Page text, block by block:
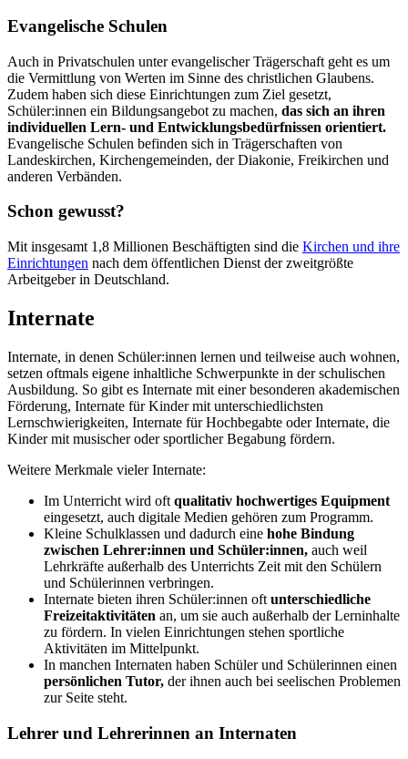
Evangelische Schulen
Auch in Privatschulen unter evangelischer Trägerschaft geht es um
die Vermittlung von Werten im Sinne des christlichen Glaubens.
Zudem haben sich diese Einrichtungen zum Ziel gesetzt,
Schüler:innen ein Bildungsangebot zu machen, das sich an ihren
individuellen Lern- und Entwicklungsbedürfnissen orientiert.
Evangelische Schulen befinden sich in Trägerschaften von
Landeskirchen, Kirchengemeinden, der Diakonie, Freikirchen und
anderen Verbänden.
Schon gewusst?
Mit insgesamt 1,8 Millionen Beschäftigten sind die Kirchen und ihre
Einrichtungen nach dem öffentlichen Dienst der zweitgrößte
Arbeitgeber in Deutschland.
Internate
Internate, in denen Schüler:innen lernen und teilweise auch wohnen,
setzen oftmals eigene inhaltliche Schwerpunkte in der schulischen
Ausbildung. So gibt es Internate mit einer besonderen akademischen
Förderung, Internate für Kinder mit unterschiedlichsten
Lernschwierigkeiten, Internate für Hochbegabte oder Internate, die
Kinder mit musischer oder sportlicher Begabung fördern.
Weitere Merkmale vieler Internate:
Im Unterricht wird oft qualitativ hochwertiges Equipment
eingesetzt, auch digitale Medien gehören zum Programm.
Kleine Schulklassen und dadurch eine hohe Bindung
zwischen Lehrer:innen und Schüler:innen, auch weil
Lehrkräfte außerhalb des Unterrichts Zeit mit den Schülern
und Schülerinnen verbringen.
Internate bieten ihren Schüler:innen oft unterschiedliche
Freizeitaktivitäten an, um sie auch außerhalb der Lerninhalte
zu fördern. In vielen Einrichtungen stehen sportliche
Aktivitäten im Mittelpunkt.
In manchen Internaten haben Schüler und Schülerinnen einen
persönlichen Tutor, der ihnen auch bei seelischen Problemen
zur Seite steht.
Lehrer und Lehrerinnen an Internaten